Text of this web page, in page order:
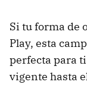
Si tu forma de
Play, esta
perfecta para
vigente hasta